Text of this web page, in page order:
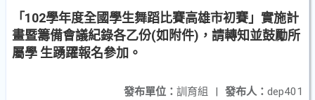
「102學年度全國學生舞蹈比賽高雄市初賽」實施計
畫暨籌備會議紀錄各乙份(如附件)，請轉知並鼓勵所
屬學 生踴躍報名參加。
發布人： dep401
發布單位： 訓育組 |